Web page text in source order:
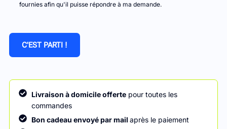
fournies afin qu'il puisse répondre à ma demande.
C'EST PARTI !
Livraison à domicile offertepour toutes les
commandes
Bon cadeau envoyé par mail après le paiement